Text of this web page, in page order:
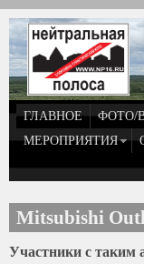
Перейти к
ГЛАВНОЕ ФОТО/
МЕРОПРИЯТИЯ
Mitsubishi
Участники с таким